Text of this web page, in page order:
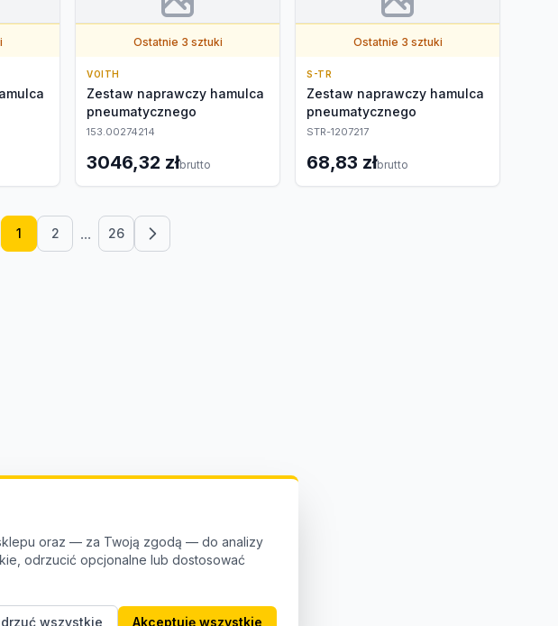
Ostatnie 3 sztuki
VOITH
Zestaw naprawczy hamulca
pneumatycznego
153.00274214
3046,32 złbrutto
Ostatnie 3 sztuki
S-TR
Zestaw naprawczy hamulca
pneumatycznego
STR-1207217
68,83 złbrutto
1 2 ... 26
oraz — za Twoją zgodą — do analizy
odrzucić opcjonalne lub dostosować
wszystkie Akceptuję wszystkie